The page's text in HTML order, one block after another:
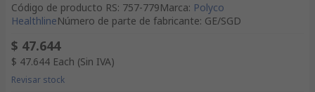
Código de producto RS: 757-779Marca: Polyco
HealthlineNúmero de parte de fabricante: GE/SGD
$ 47.644
$ 47.644 Each (Sin IVA)
Revisar stock